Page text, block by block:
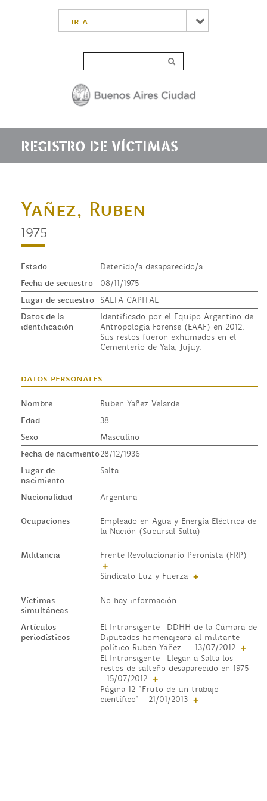
ir a...
REGISTRO DE VÍCTIMAS
Yañez, Ruben
1975
Estado
Detenido/a desaparecido/a
Fecha de secuestro
08/11/1975
Lugar de secuestro
SALTA CAPITAL
Datos de la
identificación
Identificado por el Equipo Argentino de
Antropología Forense (EAAF) en 2012.
Sus restos fueron exhumados en el
Cementerio de Yala, Jujuy.
datos personales
Nombre
Ruben Yañez Velarde
Edad
38
Sexo
Masculino
Fecha de nacimiento28/12/1936
Lugar de
nacimiento
Salta
Nacionalidad Argentina
Ocupaciones
Empleado en Agua y Energía Eléctrica de
la Nación (Sucursal Salta)
Militancia Frente Revolucionario Peronista (FRP)
+
Sindicato Luz y Fuerza +
Víctimas
simultáneas
No hay información.
Artículos
periodísticos
El Intransigente ¨DDHH de la Cámara de
Diputados homenajeará al militante
político Rubén Yáñez¨ - 13/07/2012 +
El Intransigente ¨Llegan a Salta los
restos de salteño desaparecido en 1975¨
- 15/07/2012 +
Página 12 "Fruto de un trabajo
científico" - 21/01/2013 +